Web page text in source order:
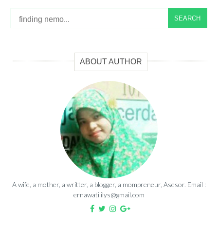
SEARCH
ABOUT AUTHOR
A wife, a mother, a writter, a blogger, a mompreneur, Asesor. Email :
ernawatililys@gmail.com